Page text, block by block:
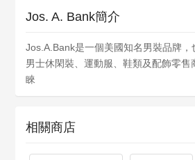
Jos. A. Bank簡介
Jos.A.Bank是一個美國知名男裝品牌，
男士休閑裝、運動服、鞋類及配飾零售
睞
相關商店